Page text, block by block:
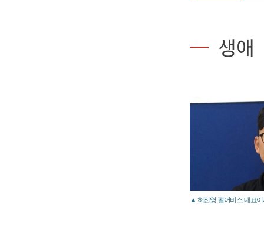
생애
▲ 허진영 펄어비스 대표이